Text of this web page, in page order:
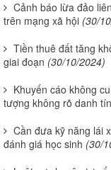
Cảnh báo lừa đảo
trên mạng xã hội (30/
Tiền thuê đất tăng
giai đoạn (30/10/2024)
Khuyến cáo không
tượng không rõ danh
Cần đưa kỹ năng lái
đánh giá học sinh (30/